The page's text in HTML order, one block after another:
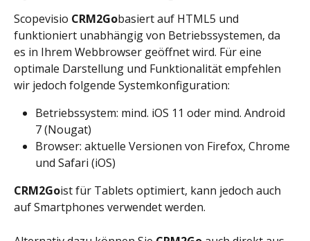
Scopevisio CRM2Gobasiert auf HTML5 und
funktioniert unabhängig von Betriebssystemen, da
es in Ihrem Webbrowser geöffnet wird. Für eine
optimale Darstellung und Funktionalität empfehlen
wir jedoch folgende Systemkonfiguration:
Betriebssystem: mind. iOS 11 oder mind. Android
7 (Nougat)
Browser: aktuelle Versionen von Firefox, Chrome
und Safari (iOS)
CRM2Goist für Tablets optimiert, kann jedoch auch
auf Smartphones verwendet werden.